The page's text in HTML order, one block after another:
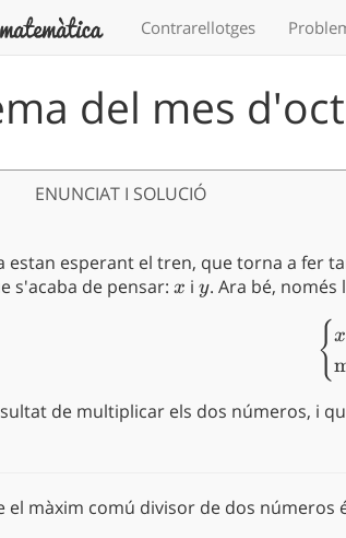
Contrarellotges
del mes
ENUNCIAT I SOLUCIÓ
estan esperant el tren, que torna a fer
s'acaba de pensar: x
x i y
y. Ara bé,
{ x
de multiplicar els dos números, i
el màxim comú divisor de dos números